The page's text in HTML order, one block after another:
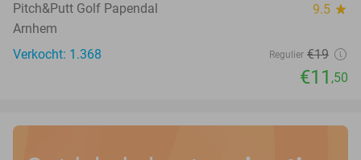
Pitch&Putt Golf Papendal 9.5 star
Arnhem
Verkocht: 1.368
Regulier €19
€11 ,50